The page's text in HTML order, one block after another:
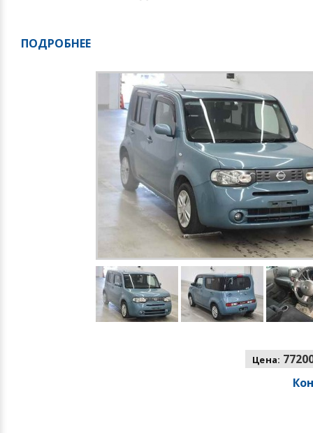
ПОДРОБНЕЕ
Цена: